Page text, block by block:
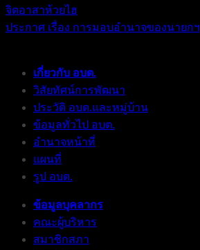
จิตอาสาห้วยไฮ
ประกาศ เรื่อง การมอบอำนาจของนายกฯ
เกี่ยวกับ อบต.
วิสัยทัศน์การพัฒนา
ประวัติ อบต.และหมู่บ้าน
ข้อมูลทั่วไป อบต.
อำนาจหน้าที่
แผนที่
รูป อบต.
ข้อมูลบุคลากร
คณะผู้บริหาร
สมาชิกสภา